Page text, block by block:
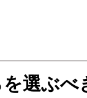
選ぶべ